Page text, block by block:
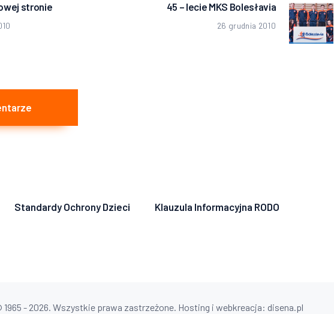
stronie
Następny
wpis:
45 – lecie MKS Bolesłavia
26 grudnia 2010
Standardy Ochrony Dzieci Klauzula Informacyjna RODO
1965 - 2026. Wszystkie prawa zastrzeżone. Hosting i webkreacja: disena.pl